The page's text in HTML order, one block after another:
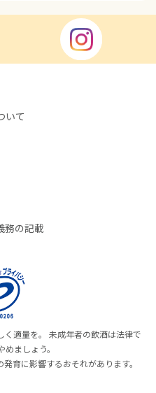
いて
務の記載
適量を。 未成年者の飲酒は法律で
ましょう。
育に影響するおそれがあります。